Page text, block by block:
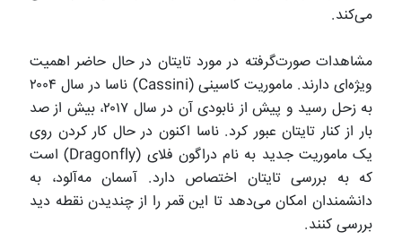
می‌کند.
مشاهدات صورت‌گرفته در مورد تایتان در حال حاضر اهمیت
ویژه‌ای دارند. ماموریت کاسینی (Cassini) ناسا در سال ۲۰۰۴
به زحل رسید و پیش از نابودی آن در سال ۲۰۱۷، بیش از صد
بار از کنار تایتان عبور کرد. ناسا اکنون در حال کار کردن روی
یک ماموریت جدید به نام دراگون فلای (Dragonfly) است
که به بررسی تایتان اختصاص دارد. آسمان مه‌آلود، به
دانشمندان امکان می‌دهد تا این قمر را از چندیدن نقطه دید
بررسی کنند.